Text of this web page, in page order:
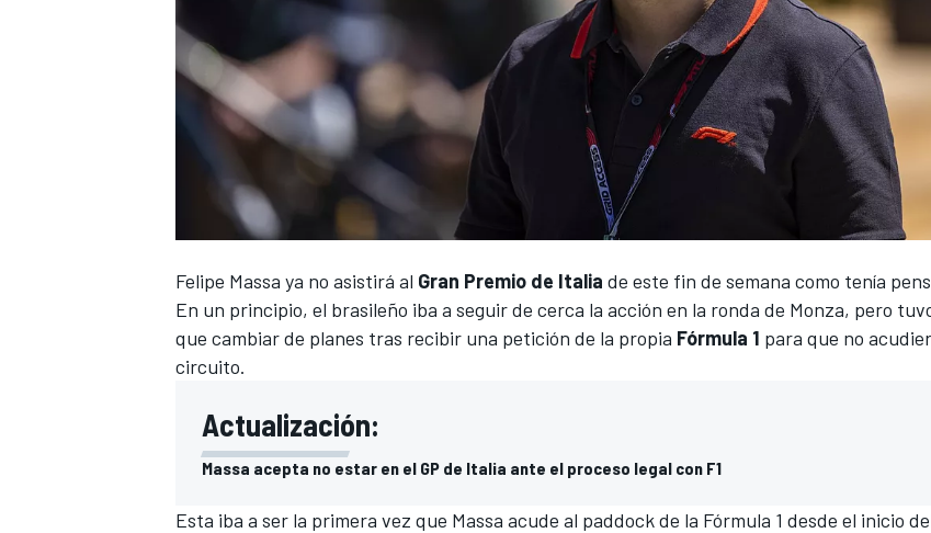
Felipe Massa ya no asistirá al Gran Premio de Italia de este fin de semana como tenía
En un principio, el brasileño iba a seguir de cerca la acción en la ronda de Monza, pero
que cambiar de planes tras recibir una petición de la propia Fórmula 1 para que no
circuito.
Actualización:
Massa acepta no estar en el GP de Italia ante el proceso legal con F1
Esta iba a ser la primera vez que Massa acude al paddock de la Fórmula 1 desde el inicio